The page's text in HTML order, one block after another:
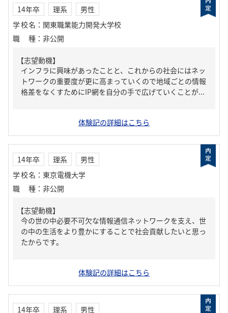
14年卒 理系
男性
学校名 ： 関東職業能力開発大学校
職種 ： 非公開
【志望動機】
インフラに興味があったことと、これからの社会にはネッ
トワークの重要度が更に高まっていくので地域ごとの情報
格差をなくすためにIP網を自分の手で広げていくことが...
体験記の詳細はこちら
14年卒 理系
男性
学校名 ： 東京電機大学
職種 ： 非公開
【志望動機】
今の世の中必要不可欠な情報通信ネットワークを支え、世
の中の生活をより豊かにすることで社会貢献したいと思っ
たからです。
体験記の詳細はこちら
14年卒 理系
男性